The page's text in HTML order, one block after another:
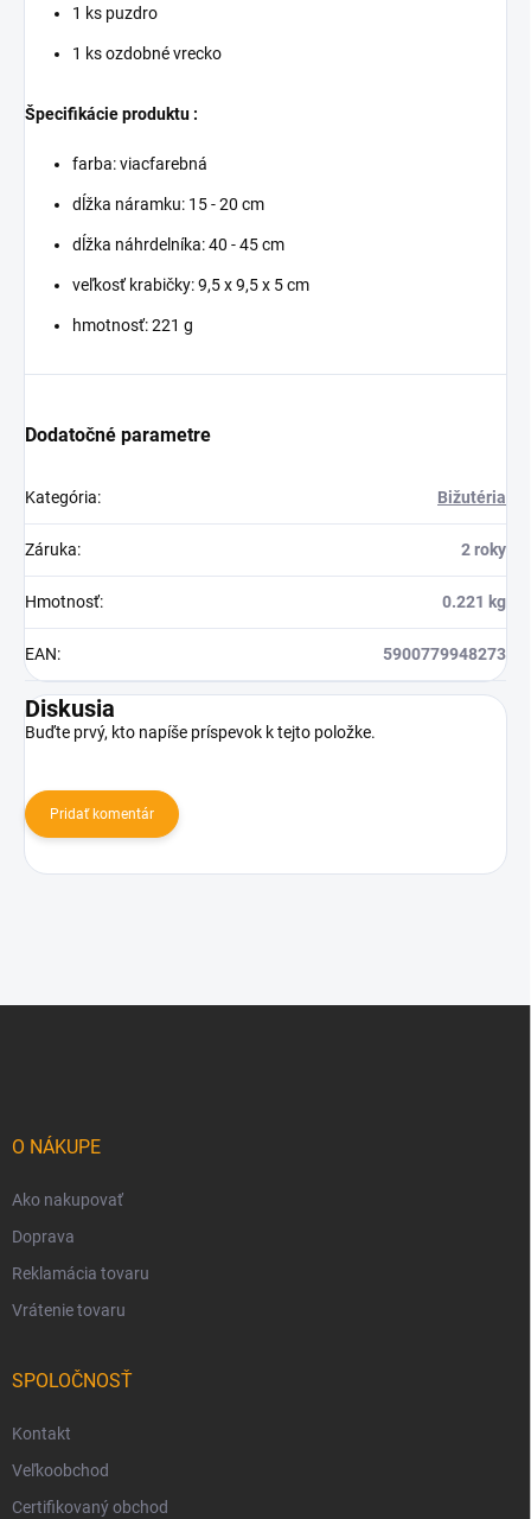
1 ks puzdro
1 ks ozdobné vrecko
Špecifikácie produktu :
farba: viacfarebná
dĺžka náramku: 15 - 20 cm
dĺžka náhrdelníka: 40 - 45 cm
veľkosť krabičky: 9,5 x 9,5 x 5 cm
hmotnosť: 221 g
Dodatočné parametre
Kategória: Bižutéria
Záruka: 2 roky
Hmotnosť: 0.221 kg
EAN: 5900779948273
Diskusia
Buďte prvý, kto napíše príspevok k tejto položke.
Pridať komentár
O NÁKUPE
Ako nakupovať
Doprava
Reklamácia tovaru
Vrátenie tovaru
SPOLOČNOSŤ
Kontakt
Veľkoobchod
Certifikovaný obchod